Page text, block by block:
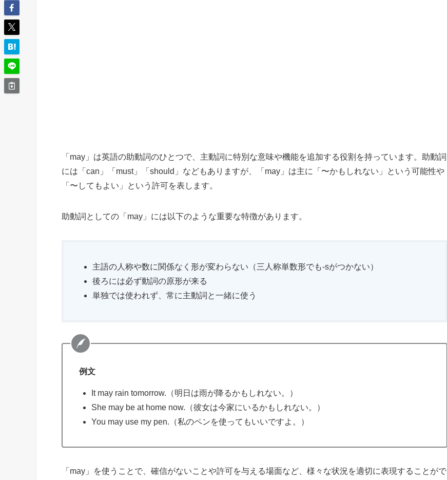
「may」は英語の助動詞のひとつで、主動詞に特別な意味や機能を追加する役割を持っています。助動詞
には「can」「must」「should」などもありますが、「may」は主に「〜かもしれない」という可能性や
「〜してもよい」という許可を表します。
助動詞としての「may」には以下のような重要な特徴があります。
主語の人称や数に関係なく形が変わらない（三人称単数形でも-sがつかない）
後ろには必ず動詞の原形が来る
単独では使われず、常に主動詞と一緒に使う
例文
It may rain tomorrow.（明日は雨が降るかもしれない。）
She may be at home now.（彼女は今家にいるかもしれない。）
You may use my pen.（私のペンを使ってもいいですよ。）
「may」を使うことで、確信がないことや許可を与える場面など、様々な状況を適切に表現することがで